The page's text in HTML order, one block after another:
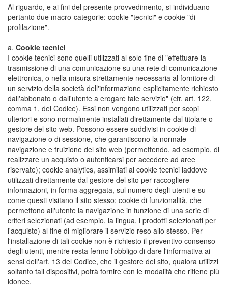
Al riguardo, e ai fini del presente provvedimento, si individuano
pertanto due macro-categorie: cookie "tecnici" e cookie "di
profilazione".
a. Cookie tecnici
I cookie tecnici sono quelli utilizzati al solo fine di "effettuare la
trasmissione di una comunicazione su una rete di comunicazione
elettronica, o nella misura strettamente necessaria al fornitore di
un servizio della società dell'informazione esplicitamente richiesto
dall'abbonato o dall'utente a erogare tale servizio" (cfr. art. 122,
comma 1, del Codice). Essi non vengono utilizzati per scopi
ulteriori e sono normalmente installati direttamente dal titolare o
gestore del sito web. Possono essere suddivisi in cookie di
navigazione o di sessione, che garantiscono la normale
navigazione e fruizione del sito web (permettendo, ad esempio, di
realizzare un acquisto o autenticarsi per accedere ad aree
riservate); cookie analytics, assimilati ai cookie tecnici laddove
utilizzati direttamente dal gestore del sito per raccogliere
informazioni, in forma aggregata, sul numero degli utenti e su
come questi visitano il sito stesso; cookie di funzionalità, che
permettono all'utente la navigazione in funzione di una serie di
criteri selezionati (ad esempio, la lingua, i prodotti selezionati per
l'acquisto) al fine di migliorare il servizio reso allo stesso. Per
l'installazione di tali cookie non è richiesto il preventivo consenso
degli utenti, mentre resta fermo l'obbligo di dare l'informativa ai
sensi dell'art. 13 del Codice, che il gestore del sito, qualora utilizzi
soltanto tali dispositivi, potrà fornire con le modalità che ritiene più
idonee.